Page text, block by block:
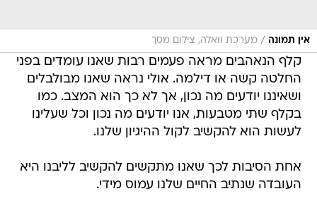
אין תמונה / מערכת וואלה, צילום מסך
קלף הנאהבים מראה פעמים רבות שאנו עומדים בפני
החלטה קשה או דילמה. אולי נראה שאנו מבולבלים
ושאיננו יודעים מה נכון, אך לא כך הוא המצב. כמו
בקלף שתי מטבעות, אנו יודעים מה נכון וכל שעלינו
לעשות הוא להקשיב לקול ההיגיון שלנו.
אחת הסיבות לכך שאנו מתקשים להקשיב לליבנו היא
העובדה שנתיב החיים שלנו עמוס מידי.